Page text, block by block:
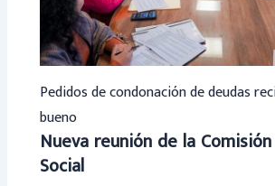
Pedidos de condonación de deudas
bueno
Nueva reunión de la
Social